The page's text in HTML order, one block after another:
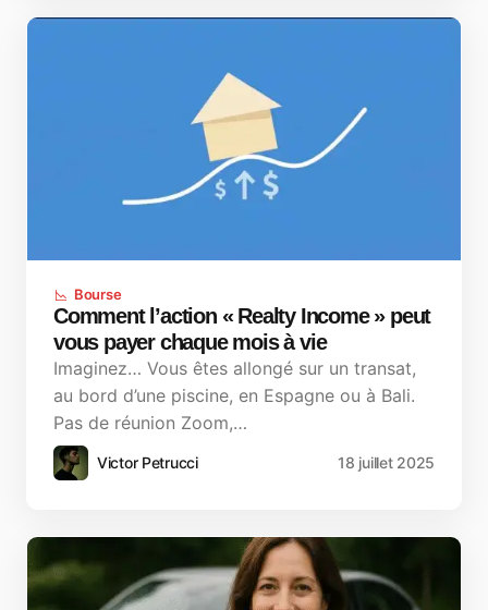
Bourse
Comment l’action « Realty Income » peut
vous payer chaque mois à vie
Imaginez… Vous êtes allongé sur un transat,
au bord d’une piscine, en Espagne ou à Bali.
Pas de réunion Zoom,…
Victor Petrucci 18 juillet 2025